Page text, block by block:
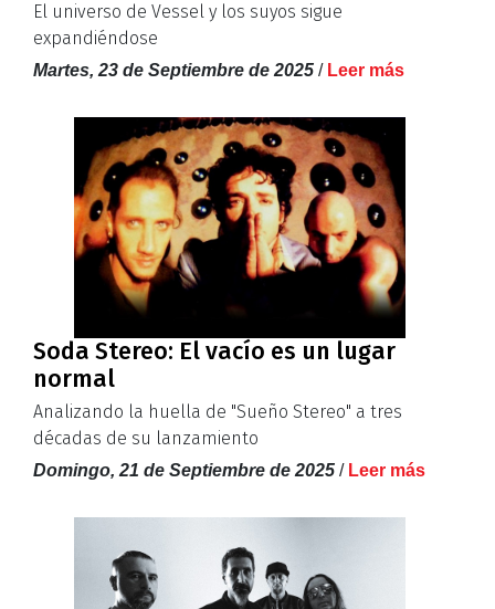
El universo de Vessel y los suyos sigue
expandiéndose
Martes, 23 de Septiembre de 2025 / Leer más
Soda Stereo: El vacío es un lugar
normal
Analizando la huella de "Sueño Stereo" a tres
décadas de su lanzamiento
Domingo, 21 de Septiembre de 2025 / Leer más